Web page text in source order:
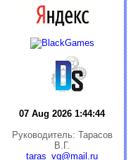
07 Aug 2026 1:44:45
Руководитель: Тарасов
В.Г.
taras_vg@mail.ru